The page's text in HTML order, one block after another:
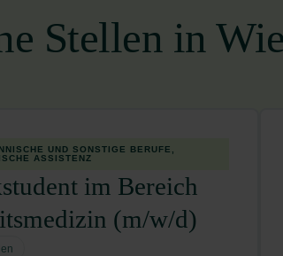
Stellen in
UND SONSTIGE BERUFE,
ASSISTENZ
im Bereich
(m/w/d)